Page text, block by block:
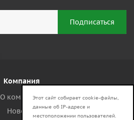
Компания
О компании
Новости
Этот сайт собирает cookie-файлы,
данные об IP-адресе и
местоположении пользователей.